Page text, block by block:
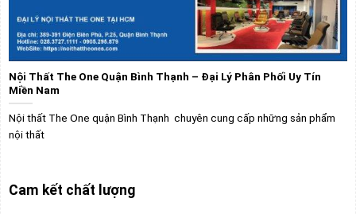
Nội Thất The One Quận Bình Thạnh – Đại Lý Phân Phối Uy Tín
Miền Nam
Nội thất The One quận Bình Thạnh chuyên cung cấp những sản phẩm
nội thất
Cam kết chất lượng